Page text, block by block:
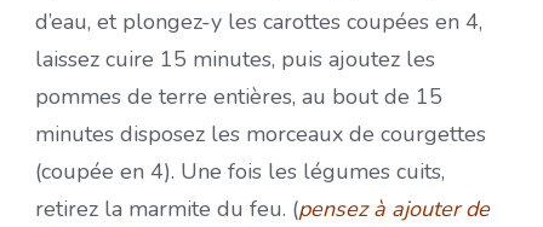
d’eau, et plongez-y les carottes coupées en 4,
laissez cuire 15 minutes, puis ajoutez les
pommes de terre entières, au bout de 15
minutes disposez les morceaux de courgettes
(coupée en 4). Une fois les légumes cuits,
retirez la marmite du feu. (pensez à ajouter de